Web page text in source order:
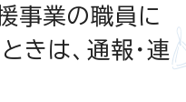
事業の職員に
きは、通報・連